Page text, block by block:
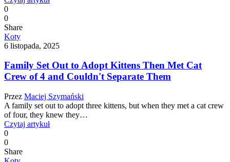
0
0
Share
Koty
6 listopada, 2025
Family Set Out to Adopt Kittens Then Met Cat
Crew of 4 and Couldn't Separate Them
Przez Maciej Szymański
A family set out to adopt three kittens, but when they met a cat crew
of four, they knew they…
Czytaj artykuł
0
0
Share